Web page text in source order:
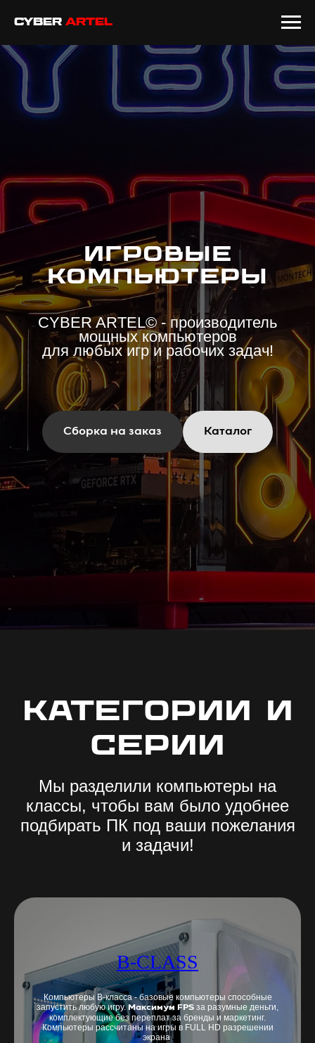
CYBER ARTEL
ИГРОВЫЕ
КОМПЬЮТЕРЫ
CYBER ARTEL© - производитель
мощных компьютеров
для любых игр и рабочих задач!
Сборка на заказ Каталог
КАТЕГОРИИ И
СЕРИИ
Мы разделили компьютеры на
классы, чтобы вам было удобнее
подбирать ПК под ваши пожелания
и задачи!
B-CLASS
Компьютеры B-класса - базовые компьютеры способные
запустить любую игру.Максимум FPS за разумные деньги,
комплектующие без переплат за бренды и маркетинг.
Компьютеры рассчитаны на игры в FULL HD разрешении
экрана.